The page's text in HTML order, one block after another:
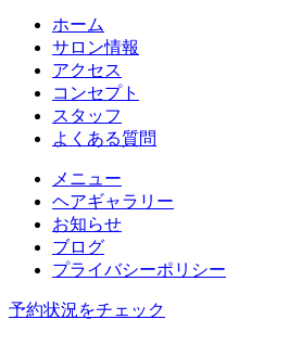
ホーム
サロン情報
アクセス
コンセプト
スタッフ
よくある質問
メニュー
ヘアギャラリー
お知らせ
ブログ
プライバシーポリシー
予約状況をチェック